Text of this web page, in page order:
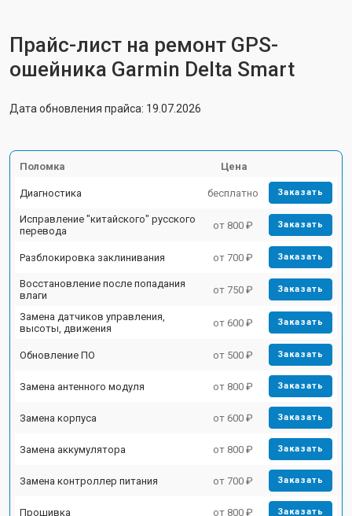
Прайс-лист на ремонт GPS-
ошейника Garmin Delta Smart
Дата обновления прайса: 19.07.2026
Поломка Цена
Диагностика бесплатно Заказать
Исправление "китайского" русского
перевода
от 800 ₽ Заказать
Разблокировка заклинивания от 700 ₽ Заказать
Восстановление после попадания
влаги
от 750 ₽ Заказать
Замена датчиков управления,
высоты, движения
от 600 ₽ Заказать
Обновление ПО от 500 ₽ Заказать
Замена антенного модуля от 800 ₽ Заказать
Замена корпуса от 600 ₽ Заказать
Замена аккумулятора от 800 ₽ Заказать
Замена контроллер питания от 700 ₽ Заказать
Прошивка от 800 ₽ Заказать